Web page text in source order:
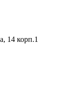
14 корп.1